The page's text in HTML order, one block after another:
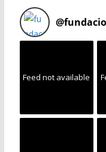
@
Feed not available